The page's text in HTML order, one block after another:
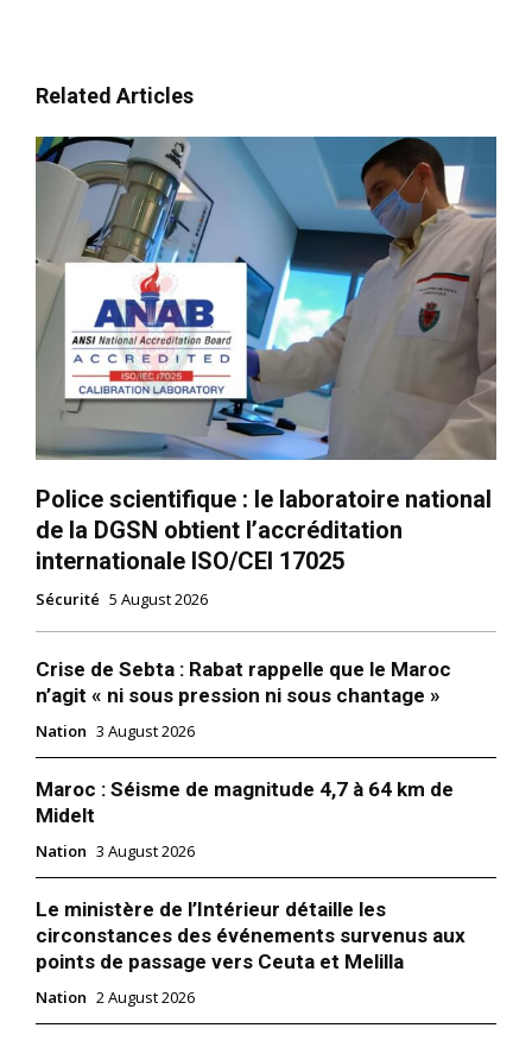
Related Articles
Police scientifique : le laboratoire national
de la DGSN obtient l’accréditation
internationale ISO/CEI 17025
Sécurité 5 August 2026
Crise de Sebta : Rabat rappelle que le Maroc
n’agit « ni sous pression ni sous chantage »
Nation 3 August 2026
Maroc : Séisme de magnitude 4,7 à 64 km de
Midelt
Nation 3 August 2026
Le ministère de l’Intérieur détaille les
circonstances des événements survenus aux
points de passage vers Ceuta et Melilla
Nation 2 August 2026